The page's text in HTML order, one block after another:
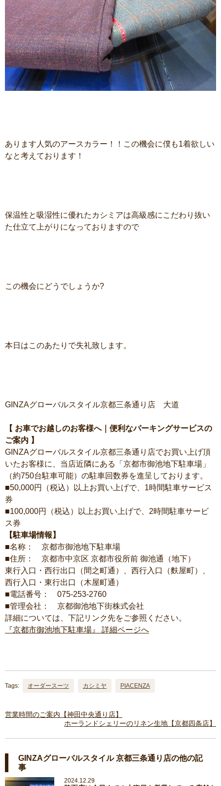
あります人気のアースカラー！！この機会に僕も1着欲しい
なと考えております！
保温性と吸湿性に優れたカシミアは高級感にこだわり抜い
た仕立て上がりになっておりますので
この機会にどうでしょうか?
本日はこのあたりで失礼致します。
GINZAグローバルスタイル京都三条通り店 大道
【 お車でお越しのお客様へ｜便利なパーキングサービスの
ご案内 】
GINZAグローバルスタイル京都三条通り店でお買い上げ頂
いたお客様に、当店近隣にある「京都市御池地下駐車場」
（約750台駐車可能）の駐車回数券を進呈しております。
■50,000円（税込）以上お買い上げで、1時間駐車サービス
券
■100,000円（税込）以上お買い上げで、2時間駐車サービ
ス券
【駐車場情報】
■名称： 京都市御池地下駐車場
■住所： 京都市中京区 京都市役所前 御池通（地下）
東行入口・西行出口（間之町通）、西行入口（麩屋町）、
西行入口・東行出口（木屋町通）
■電話番号： 075-253-2760
■管理会社： 京都御池地下街株式会社
詳細については、下記リンク先をご参照ください。
『京都市御池地下駐車場』 詳細ページへ
Tags: オーダースーツ カシミヤ PIACENZA
営業時間のご案内【神田中央通り店】
ホーランドシェリーのリネン生地【京都四条店】
GINZAグローバルスタイル 京都三条通り店の他の記
事
2024.12.29